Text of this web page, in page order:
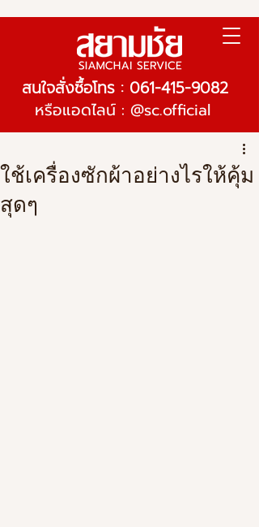
สนใจสั่งซื้อโทร : 061-415-9082
หรือแอดไลน์ : @sc.official
ใช้เครื่องซักผ้าอย่างไรให้คุ้ม
สุดๆ